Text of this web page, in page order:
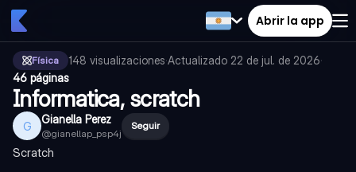
Abrir la app
Física 148 visualizaciones·Actualizado 22 de jul. de 2026·
46 páginas
Informatica, scratch
G Gianella Perez
@gianellap_psp4j
Seguir
Scratch